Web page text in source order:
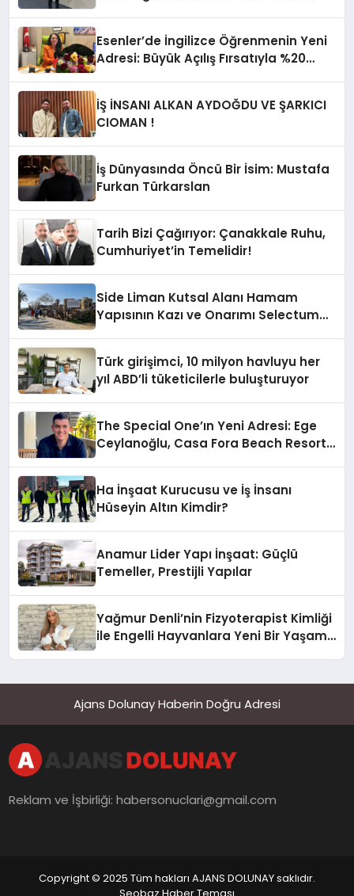
Esenler’de İngilizce Öğrenmenin Yeni
Adresi: Büyük Açılış Fırsatıyla %20
İŞ İNSANI ALKAN AYDOĞDU VE ŞARKICI
CIOMAN !
İş Dünyasında Öncü Bir İsim: Mustafa
Furkan Türkarslan
Tarih Bizi Çağırıyor: Çanakkale Ruhu,
Cumhuriyet’in Temelidir!
Side Liman Kutsal Alanı Hamam
Yapısının Kazı ve Onarımı Selectum
Türk girişimci, 10 milyon havluyu her
yıl ABD’li tüketicilerle buluşturuyor
The Special One’ın Yeni Adresi: Ege
Ceylanoğlu, Casa Fora Beach Resort
Ha İnşaat Kurucusu ve İş İnsanı
Hüseyin Altın Kimdir?
Anamur Lider Yapı İnşaat: Güçlü
Temeller, Prestijli Yapılar
Yağmur Denli’nin Fizyoterapist Kimliği
ile Engelli Hayvanlara Yeni Bir Yaşam
Ajans Dolunay Haberin Doğru Adresi
Reklam ve İşbirliği:habersonuclari@gmail.com
Copyright © 2025 Tüm hakları AJANS DOLUNAY saklıdır.